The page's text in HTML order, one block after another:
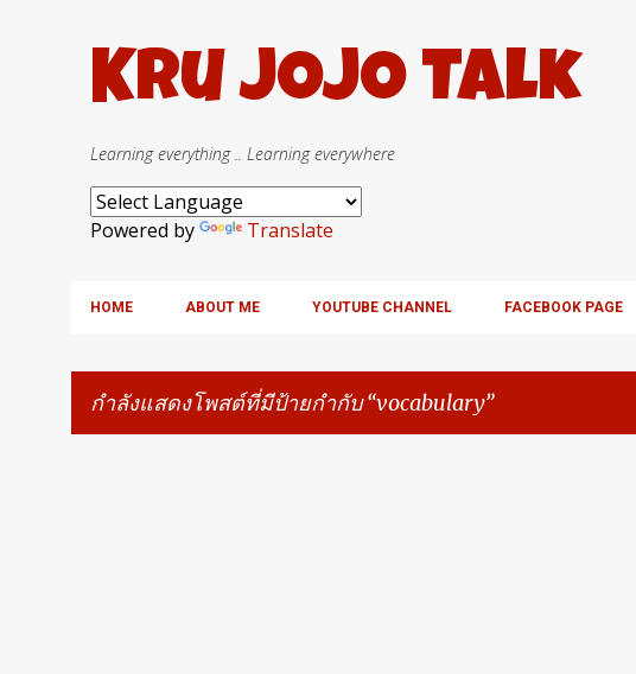
Kru JOJO Talk
Learning everything .. Learning everywhere
Powered by Translate
HOME ABOUT ME YOUTUBE CHANNEL FACEBOOK PAGE
กำลังแสดงโพสต์ที่มีป้ายกำกับ vocabulary